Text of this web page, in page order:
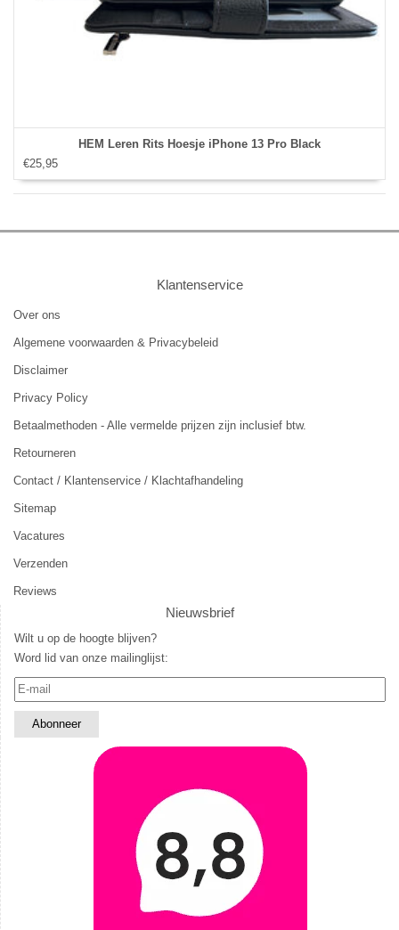
HEM Leren Rits Hoesje iPhone 13 Pro Black
€25,95
Klantenservice
Over ons
Algemene voorwaarden & Privacybeleid
Disclaimer
Privacy Policy
Betaalmethoden - Alle vermelde prijzen zijn inclusief btw.
Retourneren
Contact / Klantenservice / Klachtafhandeling
Sitemap
Vacatures
Verzenden
Reviews
Nieuwsbrief
Wilt u op de hoogte blijven?
Word lid van onze mailinglijst: